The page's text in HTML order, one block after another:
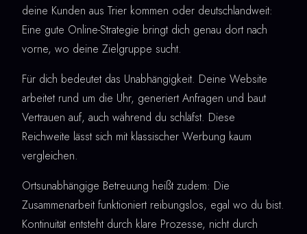
deine Kunden aus Trier kommen oder deutschlandweit:
Eine gute Online-Strategie bringt dich genau dort nach
vorne, wo deine Zielgruppe sucht.
Für dich bedeutet das Unabhängigkeit. Deine Website
arbeitet rund um die Uhr, generiert Anfragen und baut
Vertrauen auf, auch während du schläfst. Diese
Reichweite lässt sich mit klassischer Werbung kaum
vergleichen.
Ortsunabhängige Betreuung heißt zudem: Die
Zusammenarbeit funktioniert reibungslos, egal wo du bist.
Kontinuität entsteht durch klare Prozesse, nicht durch